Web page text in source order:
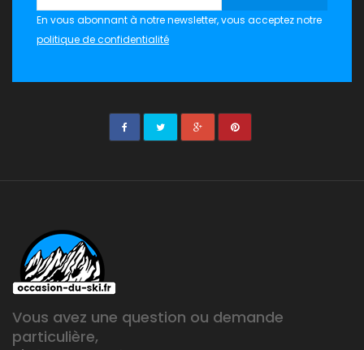
En vous abonnant à notre newsletter, vous acceptez notre
politique de confidentialité
Vous avez une question ou demande
particulière,